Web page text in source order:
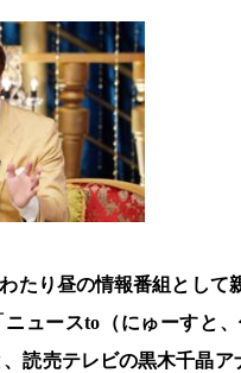
たり昼の情報番組とし
ュースto（にゅーすと
読売テレビの黒木千晶